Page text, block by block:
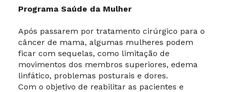
Programa Saúde da Mulher
Após passarem por tratamento cirúrgico para o
câncer de mama, algumas mulheres podem
ficar com sequelas, como limitação de
movimentos dos membros superiores, edema
linfático, problemas posturais e dores.
Com o objetivo de reabilitar as pacientes e